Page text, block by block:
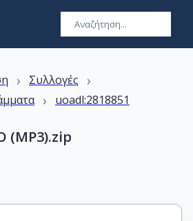
› Συλλογές ›
› uoadl:2818851
(MP3).zip